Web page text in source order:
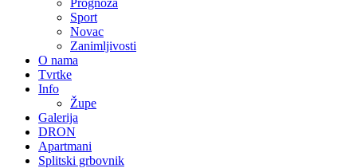
Prognoza
Sport
Novac
Zanimljivosti
O nama
Tvrtke
Info
Župe
Galerija
DRON
Apartmani
Splitski grbovnik